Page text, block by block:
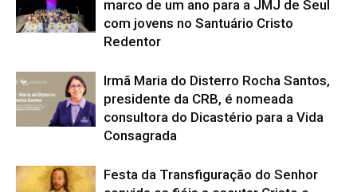
marco de um ano para a JMJ de Seul
com jovens no Santuário Cristo
Redentor
Irmã Maria do Disterro Rocha Santos,
presidente da CRB, é nomeada
consultora do Dicastério para a Vida
Consagrada
Festa da Transfiguração do Senhor